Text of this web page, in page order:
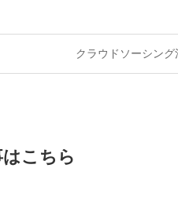
クラウドソーシン
こちら